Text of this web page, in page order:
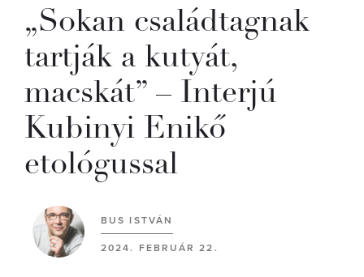
„Sokan családtagnak
tartják a kutyát,
macskát” – Interjú
Kubinyi Enikő
etológussal
BUS ISTVÁN
2024. FEBRUÁR 22.